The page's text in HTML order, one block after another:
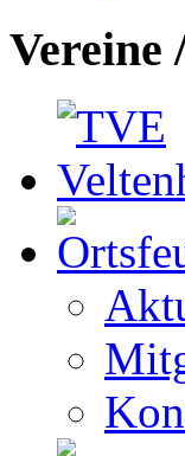
Vereine